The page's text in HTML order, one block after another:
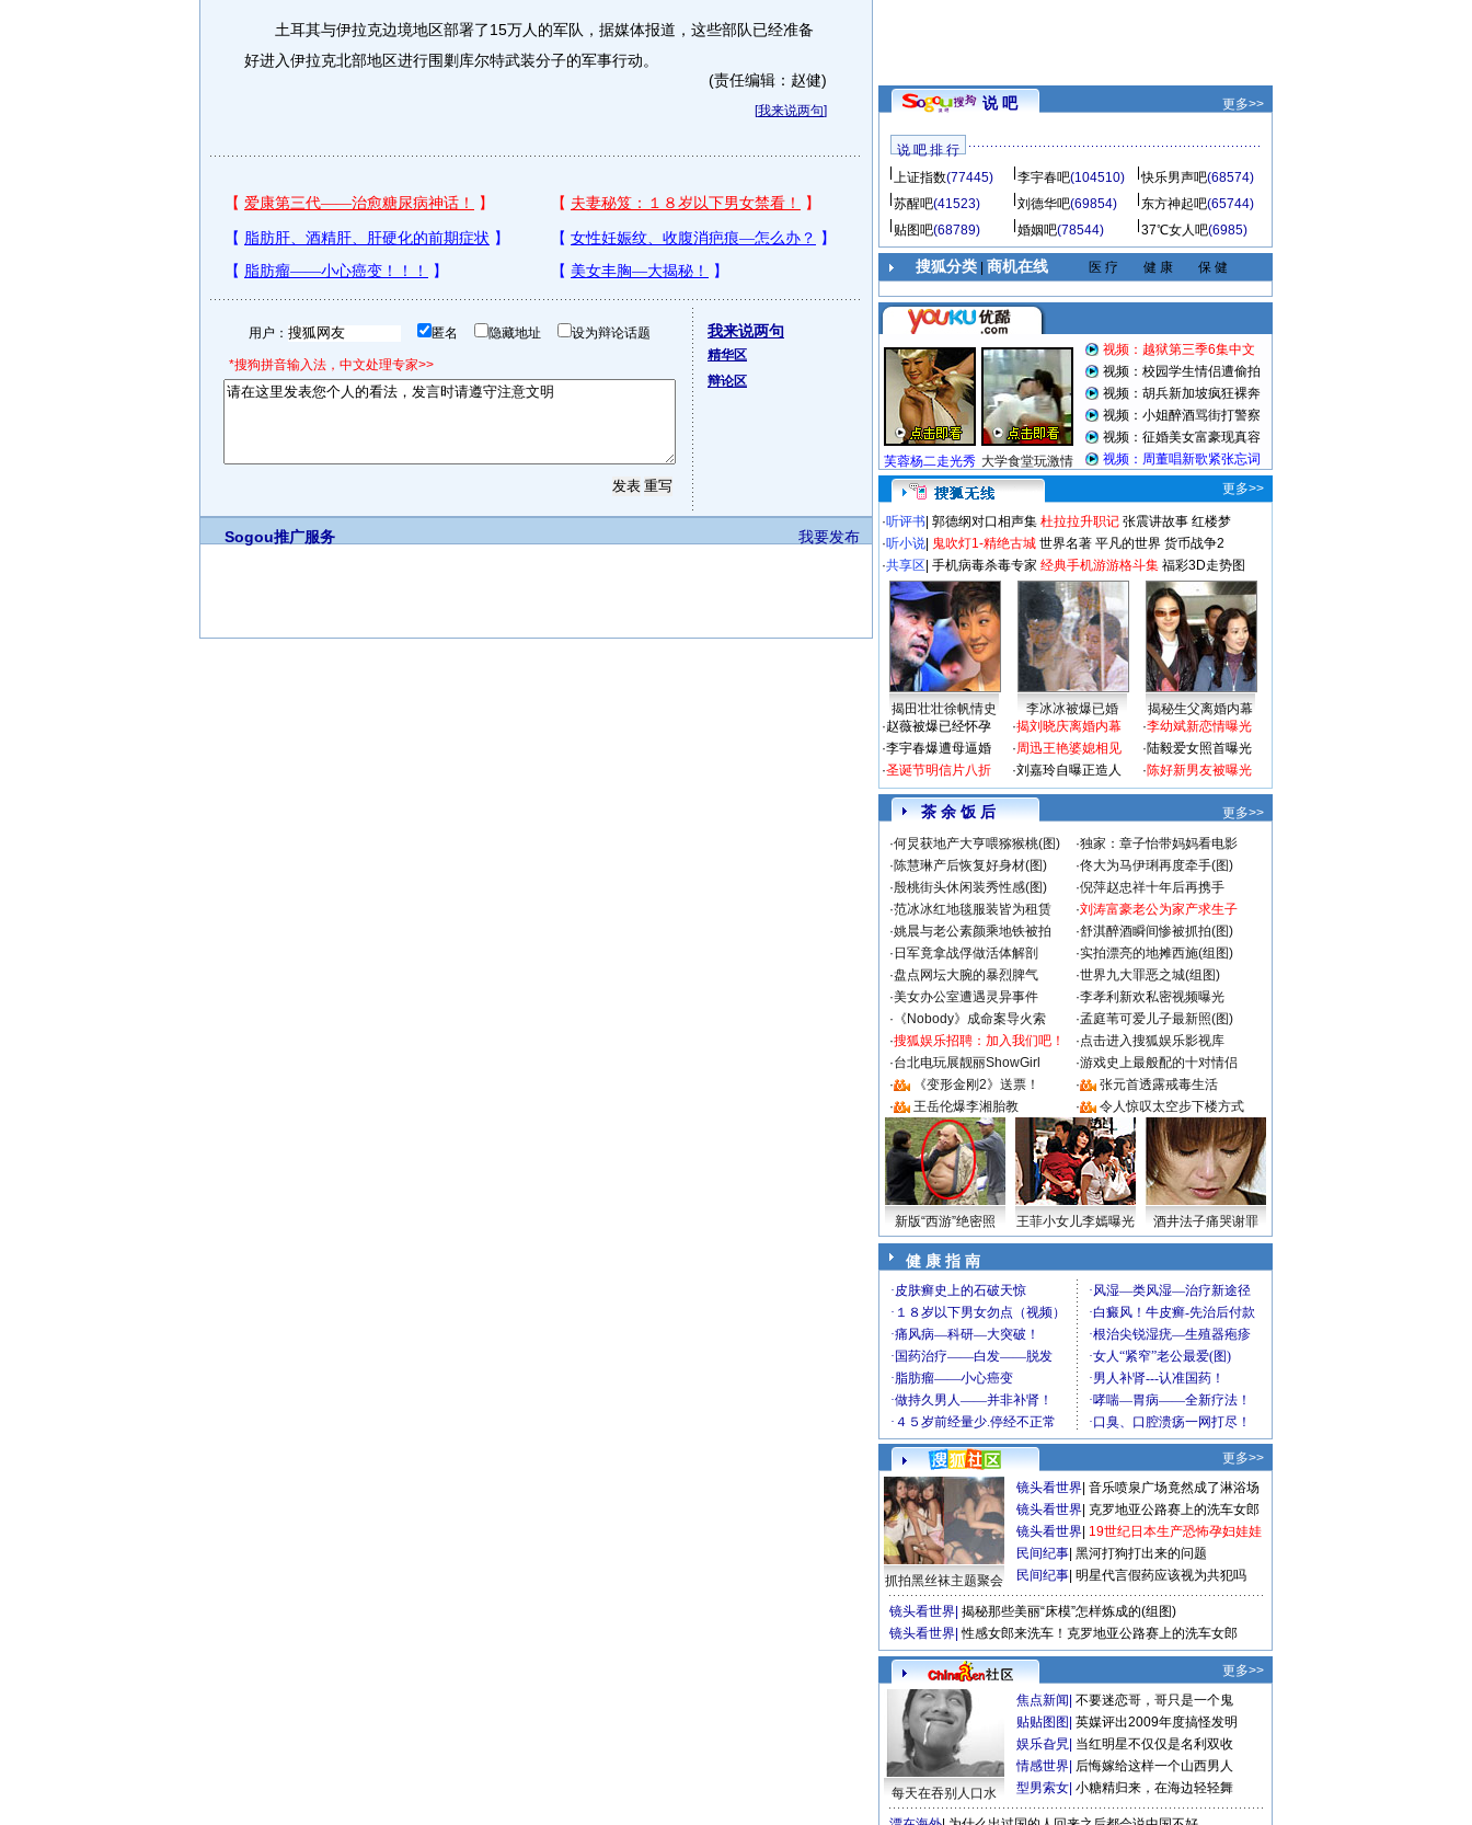
土耳其与伊拉克边境地区部署了15万人的军队，据媒体报道，这些部队已经准备
好进入伊拉克北部地区进行围剿库尔特武装分子的军事行动。
(责任编辑：赵健)
[我来说两句]
用户： 匿名 隐藏地址 设为辩论话题
*搜狗拼音输入法，中文处理专家>>
我来说两句
精华区
辩论区
我要发布
Sogou推广服务
说 吧 更多>>
说 吧 排 行
上证指数(77445) 李宇春吧(104510) 快乐男声吧(68574)
苏醒吧(41523) 刘德华吧(69854) 东方神起吧(65744)
贴图吧(68789) 婚姻吧(78544) 37℃女人吧(6985)
搜狐分类| 商机在线 医 疗 健 康 保 健
芙蓉杨二走光秀 大学食堂玩激情
视频：越狱第三季6集中文
视频：校园学生情侣遭偷拍
视频：胡兵新加坡疯狂裸奔
视频：小姐醉酒骂街打警察
视频：征婚美女富豪现真容
视频：周董唱新歌紧张忘词
更多>>
·听评书 郭德纲对口相声集 杜拉拉升职记 张震讲故事 红楼梦
·听小说 鬼吹灯1-精绝古城 世界名著 平凡的世界 货币战争2
·共享区 手机病毒杀毒专家 经典手机游游格斗集 福彩3D走势图
揭田壮壮徐帆情史 李冰冰被爆已婚
揭秘生父离婚内幕
·赵薇被爆已经怀孕
·李宇春爆遭母逼婚
·圣诞节明信片八折
·揭刘晓庆离婚内幕
·周迅王艳婆媳相见
·刘嘉玲自曝正造人
·李幼斌新恋情曝光
·陆毅爱女照首曝光
·陈好新男友被曝光
茶 余 饭 后
更多>>
·何炅获地产大亨喂猕猴桃(图) ·独家：章子怡带妈妈看电影
·陈慧琳产后恢复好身材(图) ·佟大为马伊琍再度牵手(图)
·殷桃街头休闲装秀性感(图) ·倪萍赵忠祥十年后再携手
·范冰冰红地毯服装皆为租赁 ·刘涛富豪老公为家产求生子
·姚晨与老公素颜乘地铁被拍 ·舒淇醉酒瞬间惨被抓拍(图)
· 日军竟拿战俘做活体解剖 ·实拍漂亮的地摊西施(组图)
·盘点网坛大腕的暴烈脾气 ·世界九大罪恶之城(组图)
·美女办公室遭遇灵异事件 ·李孝利新欢私密视频曝光
· 《Nobody》成命案导火索 ·孟庭苇可爱儿子最新照(图)
·搜狐娱乐招聘：加入我们吧！ ·点击进入搜狐娱乐影视库
·台北电玩展靓丽ShowGirl ·游戏史上最般配的十对情侣
·
《变形金刚2》送票！ ·
张元首透露戒毒生活
·
王岳伦爆李湘胎教 · 令人惊叹太空步下楼方式
新版“西游”绝密照 王菲小女儿李嫣曝光 酒井法子痛哭谢罪
健 康 指 南
更多>>
抓拍黑丝袜主题聚会
镜头看世界 音乐喷泉广场竟然成了淋浴场
镜头看世界 克罗地亚公路赛上的洗车女郎
镜头看世界 19世纪日本生产恐怖孕妇娃娃
民间纪事 黑河打狗打出来的问题
民间纪事 明星代言假药应该视为共犯吗
镜头看世界 揭秘那些美丽“床模”怎样炼成的(组图)
镜头看世界 性感女郎来洗车！克罗地亚公路赛上的洗车女郎
更多>>
每天在吞别人口水
焦点新闻 不要迷恋哥，哥只是一个鬼
贴贴图图 英媒评出2009年度搞怪发明
娱乐旮旯 当红明星不仅仅是名利双收
情感世界 后悔嫁给这样一个山西男人
型男索女 小糖精归来，在海边轻轻舞